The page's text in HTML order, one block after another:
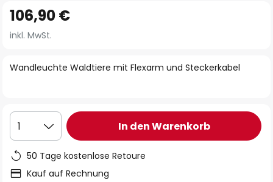
Anfang
der
springen
Wandleuchte Waldtiere mit Flexarm und Steckerkabel
106,90 €
inkl. MwSt.
1 In den Warenkorb
50 Tage kostenlose Retoure
Kauf auf Rechnung